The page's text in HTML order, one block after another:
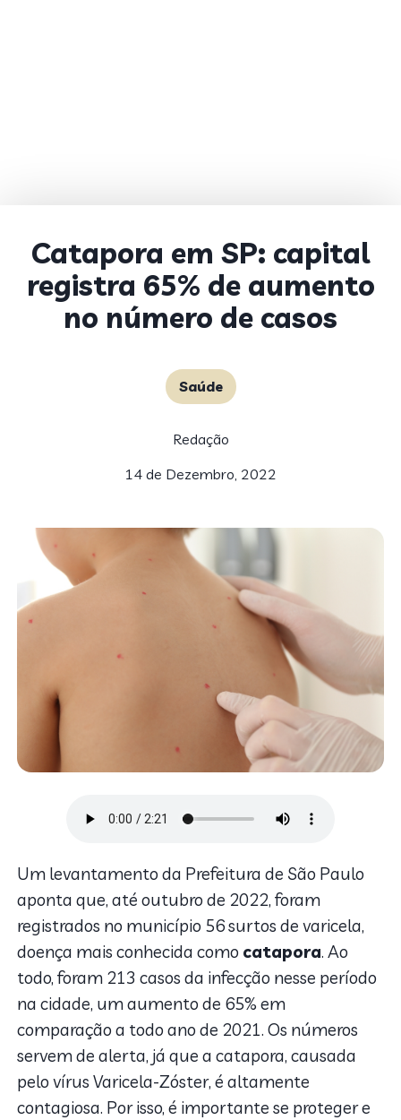
Catapora em SP: capital
registra 65% de aumento
no número de casos
Saúde
Redação
14 de Dezembro, 2022
Um levantamento da Prefeitura de São Paulo
aponta que, até outubro de 2022, foram
registrados no município 56 surtos de varicela,
doença mais conhecida como catapora. Ao
todo, foram 213 casos da infecção nesse período
na cidade, um aumento de 65% em
comparação a todo ano de 2021. Os números
servem de alerta, já que a catapora, causada
pelo vírus Varicela-Zóster, é altamente
contagiosa. Por isso, é importante se proteger e